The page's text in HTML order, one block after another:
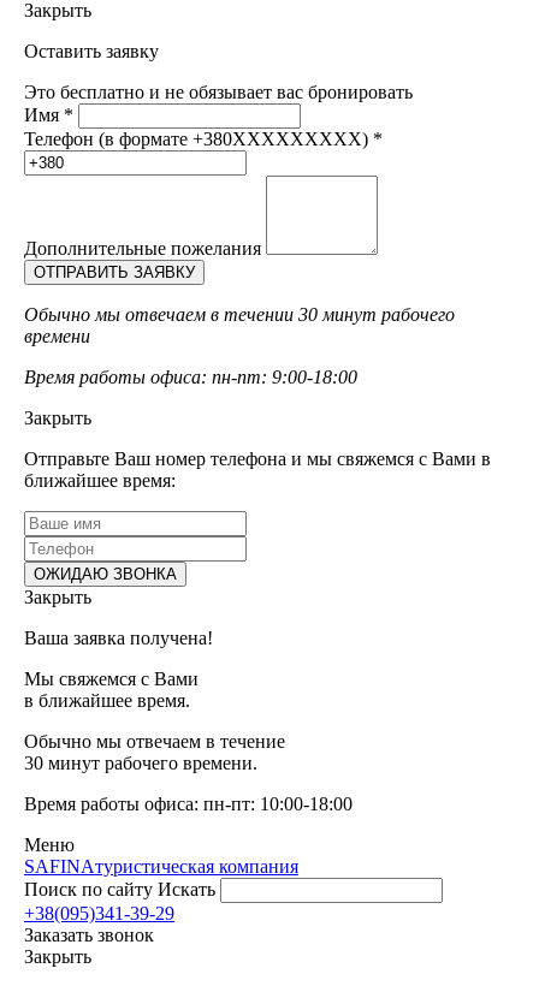
Закрыть
Оставить заявку
Это бесплатно и не обязывает вас бронировать
Имя *
Телефон (в формате +380XXXXXXXXX) *
Дополнительные пожелания
Обычно мы отвечаем в течении 30 минут рабочего
времени
Время работы офиса: пн-пт: 9:00-18:00
Закрыть
Отправьте Ваш номер телефона и мы свяжемся с Вами в
ближайшее время:
Закрыть
Ваша заявка получена!
Мы свяжемся с Вами
в ближайшее время.
Обычно мы отвечаем в течение
30 минут рабочего времени.
Время работы офиса: пн-пт: 10:00-18:00
Меню
SAFINAтуристическая компания
Поиск по сайту Искать
+38(095)341-39-29
Заказать звонок
Закрыть